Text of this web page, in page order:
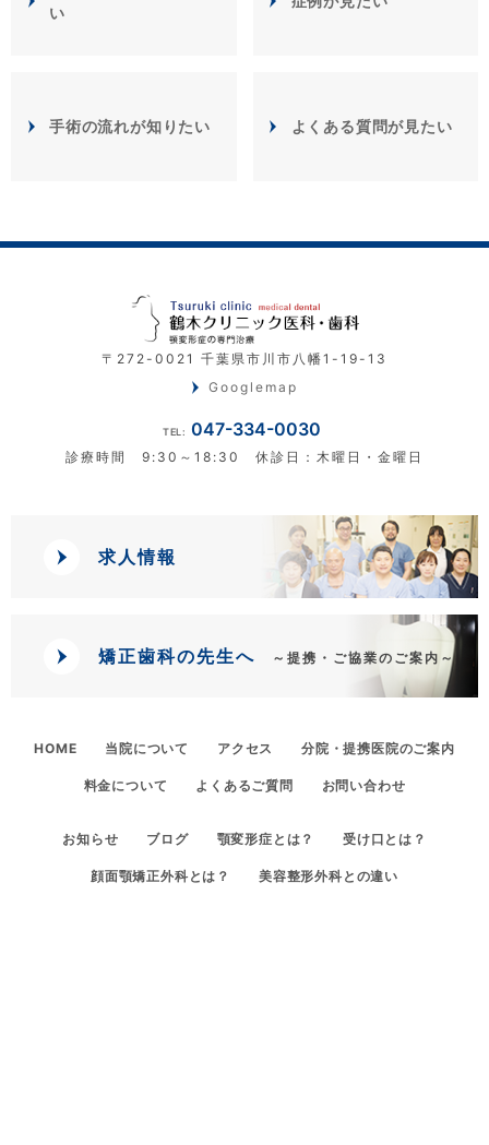
い
手術の流れが知りたい よくある質問が見たい
〒272-0021 千葉県市川市八幡1-19-13
Googlemap
TEL: 047-334-0030
診療時間 9:30～18:30 休診日：木曜日・金曜日
求人情報
矯正歯科の先生へ ～提携・ご協業のご案内～
HOME 当院について アクセス 分院・提携医院のご案内
料金について よくあるご質問 お問い合わせ
お知らせ ブログ 顎変形症とは？ 受け口とは？
顔面顎矯正外科とは？ 美容整形外科との違い